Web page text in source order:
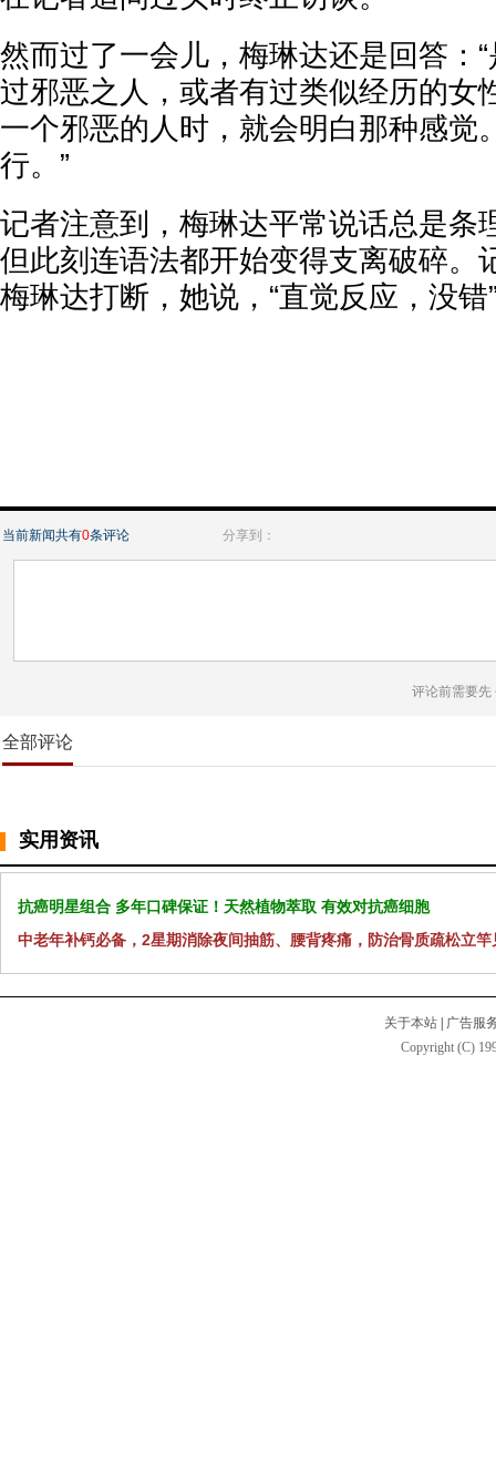
然而过了一会儿，梅琳达还是回答：
过邪恶之人，或者有过类似经历的女
一个邪恶的人时，就会明白那种感觉
行。”
记者注意到，梅琳达平常说话总是条
但此刻连语法都开始变得支离破碎。
梅琳达打断，她说，“直觉反应，没错
当前新闻共有0条评论 分享到：
评论前需要先
全部评论
实用资讯
抗癌明星组合 多年口碑保证！天然植物萃取 有效对抗癌细胞
中老年补钙必备，2星期消除夜间抽筋、腰背疼痛，防治骨质疏松立竿
关于本站
广告服
Copyright (C)